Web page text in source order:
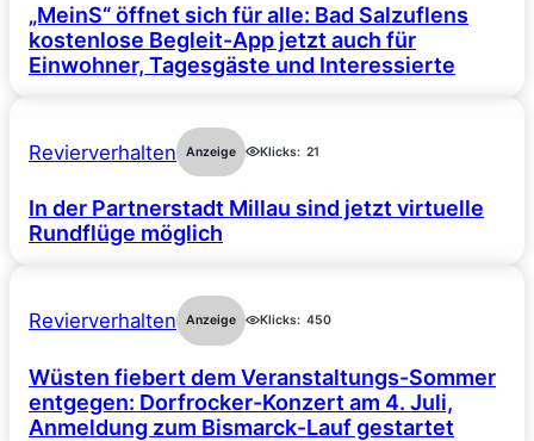
„MeinS“ öffnet sich für alle: Bad Salzuflens
kostenlose Begleit-App jetzt auch für
Einwohner, Tagesgäste und Interessierte
Revierverhalten Anzeige Klicks: 21
In der Partnerstadt Millau sind jetzt virtuelle
Rundflüge möglich
Revierverhalten Anzeige Klicks: 450
Wüsten fiebert dem Veranstaltungs-Sommer
entgegen: Dorfrocker-Konzert am 4. Juli,
Anmeldung zum Bismarck-Lauf gestartet